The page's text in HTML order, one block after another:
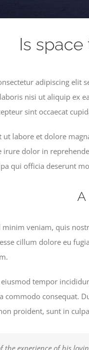
Is
adipiscing
nisi ut aliquip ex
sint occaecat
labore et dolore
irure dolor in
qui officia deserunt
veniam, quis
cillum dolore eu
tempor
commodo consequat.
proident, sunt in
the experience of his